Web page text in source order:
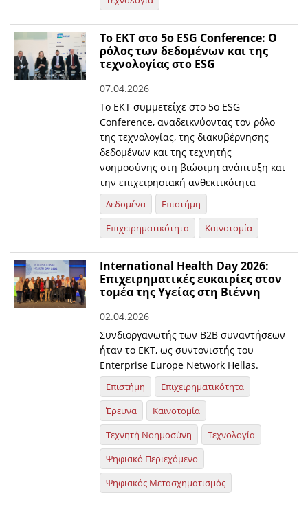
Το ΕΚΤ στο 5ο ESG Conference: Ο
ρόλος των δεδομένων και της
τεχνολογίας στο ESG
07.04.2026
Το ΕΚΤ συμμετείχε στο 5ο ESG
Conference, αναδεικνύοντας τον ρόλο
της τεχνολογίας, της διακυβέρνησης
δεδομένων και της τεχνητής
νοημοσύνης στη βιώσιμη ανάπτυξη και
την επιχειρησιακή ανθεκτικότητα
Δεδομένα
Επιστήμη
Επιχειρηματικότητα
Καινοτομία
International Health Day 2026:
Eπιχειρηματικές ευκαιρίες στον
τομέα της Υγείας στη Βιέννη
02.04.2026
Συνδιοργανωτής των B2B συναντήσεων
ήταν το ΕΚΤ, ως συντονιστής του
Enterprise Europe Network Hellas.
Επιστήμη
Επιχειρηματικότητα
Έρευνα
Καινοτομία
Τεχνητή Νοημοσύνη
Τεχνολογία
Ψηφιακό Περιεχόμενο
Ψηφιακός Μετασχηματισμός